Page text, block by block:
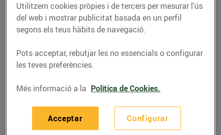
Porc lacat amb 5 espècies
18/de maig/2022
Ingredients per a 4 persones: 2 filets de porc • 3
cullerades de barreja d’espècies xineses ...
Utilitzem cookies pròpies i de tercers per mesurar l’ús
del web i mostrar publicitat basada en un perfil
segons els teus hàbits de navegació.
Pots acceptar, rebutjar les no essencials o configurar
les teves preferències.
Més informació a la Política de Cookies.
Configurar
Acceptar